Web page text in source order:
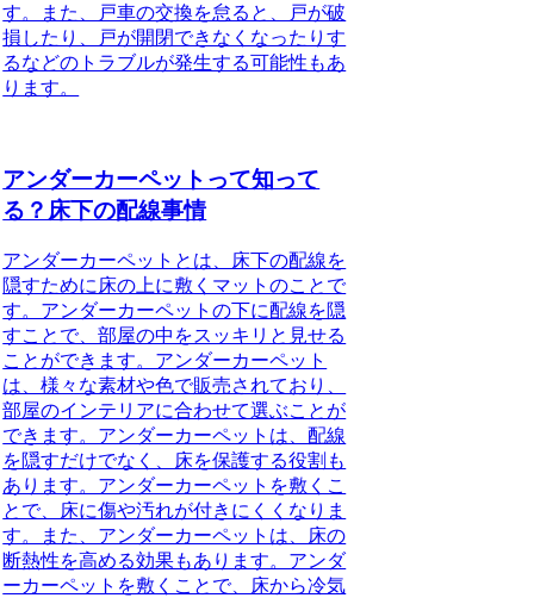
す。また、戸車の交換を怠ると、戸が破
損したり、戸が開閉できなくなったりす
るなどのトラブルが発生する可能性もあ
ります。
アンダーカーペットって知って
る？床下の配線事情
アンダーカーペットとは、床下の配線を
隠すために床の上に敷くマットのことで
す。アンダーカーペットの下に配線を隠
すことで、部屋の中をスッキリと見せる
ことができます。アンダーカーペット
は、様々な素材や色で販売されており、
部屋のインテリアに合わせて選ぶことが
できます。アンダーカーペットは、配線
を隠すだけでなく、床を保護する役割も
あります。アンダーカーペットを敷くこ
とで、床に傷や汚れが付きにくくなりま
す。また、アンダーカーペットは、床の
断熱性を高める効果もあります。アンダ
ーカーペットを敷くことで、床から冷気